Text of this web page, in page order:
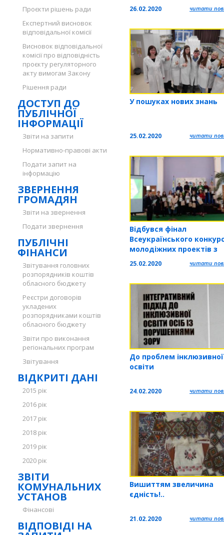
Проєкти рішень ради
Експертний висновок
відповідальної комісії
Висновок відповідальної
комісії про відповідність
проєкту регуляторного
акту вимогам Закону
Рішення ради
ДОСТУП ДО
ПУБЛІЧНОЇ
ІНФОРМАЦІЇ
Звіти на запити
Нормативно-правові акти
Подати запит на
інформацію
ЗВЕРНЕННЯ
ГРОМАДЯН
Звіти на звернення
Подати звернення
ПУБЛІЧНІ
ФІНАНСИ
Звітування головних
розпорядників коштів
обласного бюджету
Реєстри договорів
укладених
розпорядниками коштів
обласного бюджету
Звіти про виконання
регіональних програм
Звітування
ВІДКРИТІ ДАНІ
2015 рік
2016 рік
2017 рік
2018 рік
2019 рік
2020 рік
ЗВІТИ
КОМУНАЛЬНИХ
УСТАНОВ
Фінансові
ВІДПОВІДІ НА
формувати художньо-
вихованців
26.02.2020 читати
У пошуках нових знань
25.02.2020 читати
Відбувся фінал
Всеукраїнського
молодіжних проектів з
енергоефективності
і середовище»
25.02.2020 читати
До проблем інклюзивної
освіти
24.02.2020 читати
Вишиттям звеличина
єдність!..
21.02.2020 читати